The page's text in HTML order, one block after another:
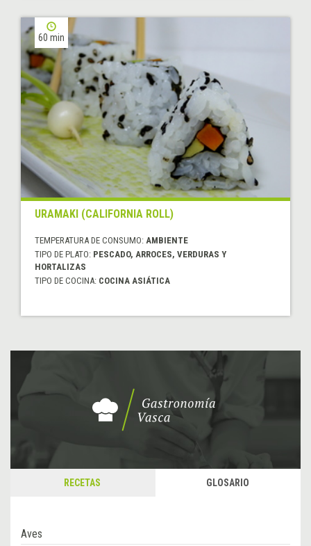
60 min
URAMAKI (CALIFORNIA ROLL)
TEMPERATURA DE CONSUMO: AMBIENTE
TIPO DE PLATO: PESCADO, ARROCES, VERDURAS Y
HORTALIZAS
TIPO DE COCINA: COCINA ASIÁTICA
RECETAS GLOSARIO
Aves